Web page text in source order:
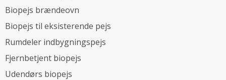
Biopejs brændeovn
Biopejs til eksisterende pejs
Rumdeler indbygningspejs
Fjernbetjent biopejs
Udendørs biopejs